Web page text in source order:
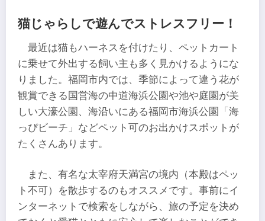
猫じゃらしで遊んでストレスフリー！
最近は猫もハーネスを付けたり、ペットカート
に乗せて外出する飼い主も多く見かけるようにな
りました。福岡市内では、季節によって違う花が
観賞できる国営海の中道海浜公園や池や庭園が美
しい大濠公園、海沿いにある福岡市海浜公園「海
っぴビーチ」などペット可のお出かけスポットが
たくさんあります。
また、有名な太宰府天満宮の境内（本殿はペッ
ト不可）を散歩するのもオススメです。事前にイ
ンターネットで検索をしながら、旅の予定を決め